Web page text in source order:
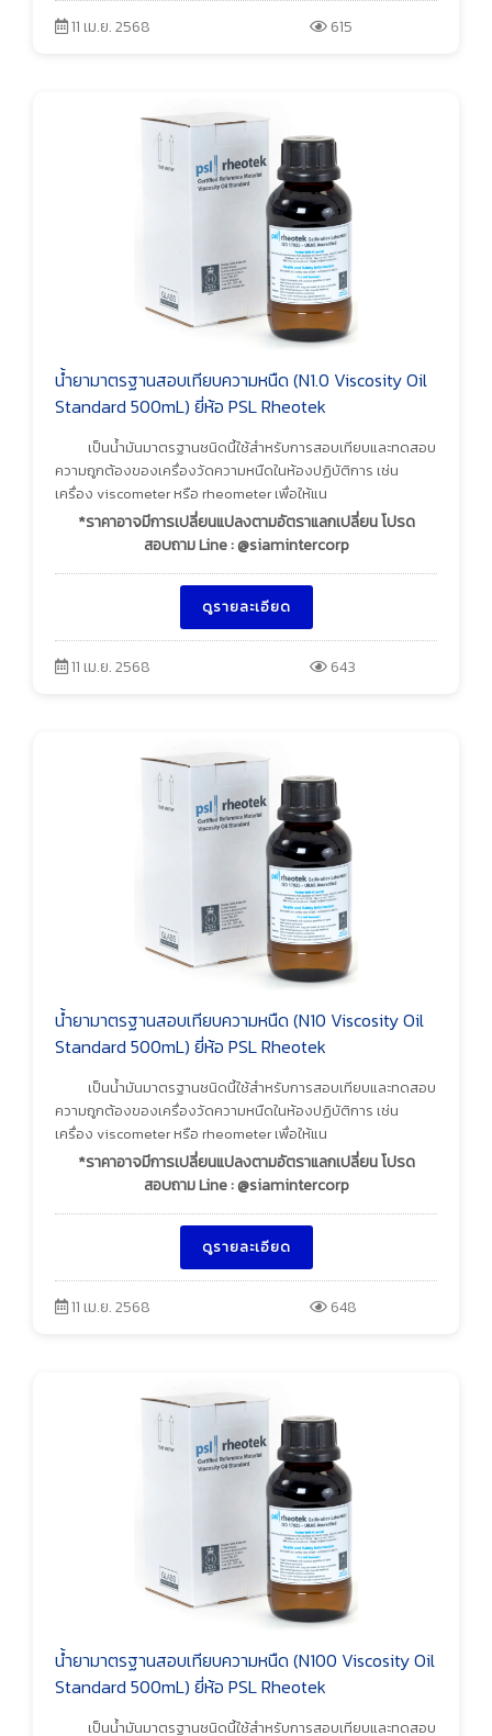
11 เม.ย. 2568 615
น้ำยามาตรฐานสอบเทียบความหนืด (N1.0 Viscosity Oil
Standard 500mL) ยี่ห้อ PSL Rheotek
เป็นน้ำมันมาตรฐานชนิดนี้ใช้สำหรับการสอบเทียบและทดสอบ
ความถูกต้องของเครื่องวัดความหนืดในห้องปฏิบัติการ เช่น
เครื่อง viscometer หรือ rheometer เพื่อให้แน
*ราคาอาจมีการเปลี่ยนแปลงตามอัตราแลกเปลี่ยน โปรด
สอบถาม Line : @siamintercorp
ดูรายละเอียด
11 เม.ย. 2568 643
น้ำยามาตรฐานสอบเทียบความหนืด (N10 Viscosity Oil
Standard 500mL) ยี่ห้อ PSL Rheotek
เป็นน้ำมันมาตรฐานชนิดนี้ใช้สำหรับการสอบเทียบและทดสอบ
ความถูกต้องของเครื่องวัดความหนืดในห้องปฏิบัติการ เช่น
เครื่อง viscometer หรือ rheometer เพื่อให้แน
*ราคาอาจมีการเปลี่ยนแปลงตามอัตราแลกเปลี่ยน โปรด
สอบถาม Line : @siamintercorp
ดูรายละเอียด
11 เม.ย. 2568 648
น้ำยามาตรฐานสอบเทียบความหนืด (N100 Viscosity Oil
Standard 500mL) ยี่ห้อ PSL Rheotek
เป็นน้ำมันมาตรฐานชนิดนี้ใช้สำหรับการสอบเทียบและทดสอบ